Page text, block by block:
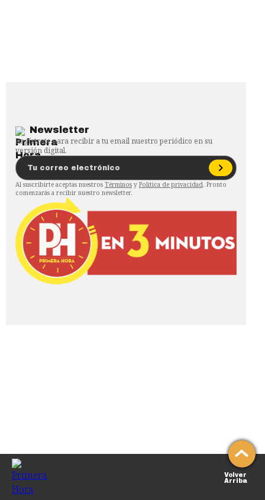
Newsletter
Regístrate para recibir a tu email nuestro periódico en su
versión digital.
Al suscribirte aceptas nuestros Términos y Política de privacidad. Pronto
comenzarás a recibir nuestro newsletter.
Volver
Arriba